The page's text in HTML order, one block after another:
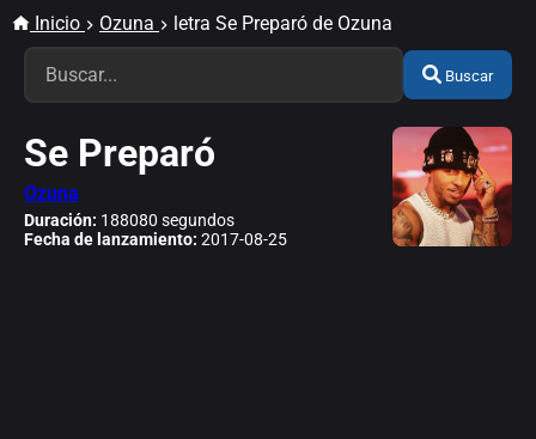
Inicio Ozuna letra Se Preparó de Ozuna
Buscar
Se Preparó
Ozuna
Duración: 188080 segundos
Fecha de lanzamiento: 2017-08-25